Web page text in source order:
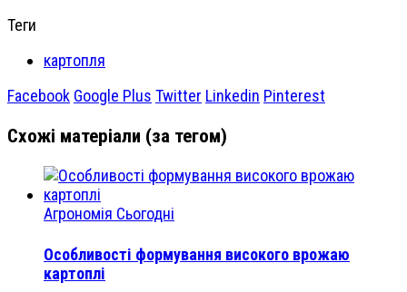
Теги
картопля
Facebook Google Plus Twitter Linkedin Pinterest
Схожі матеріали (за тегом)
Агрономія Сьогодні
Особливості формування високого врожаю
картоплі